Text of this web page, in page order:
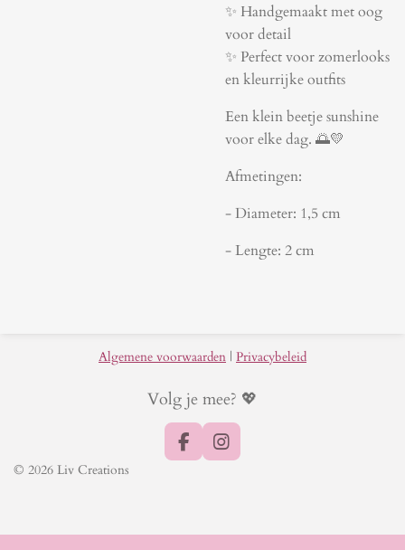
✨ Handgemaakt met oog
voor detail
✨ Perfect voor zomerlooks
en kleurrijke outfits
Een klein beetje sunshine
voor elke dag. 🌅💛
Afmetingen:
- Diameter: 1,5 cm
- Lengte: 2 cm
Algemene voorwaarden | Privacybeleid
Volg je mee? 💖
F
a
o
I
n
g
© 2026 Liv Creations